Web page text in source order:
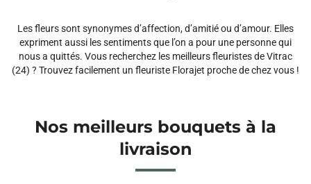
Les fleurs sont synonymes d’affection, d’amitié ou d’amour. Elles
expriment aussi les sentiments que l’on a pour une personne qui
nous a quittés. Vous recherchez les meilleurs fleuristes de Vitrac
(24) ? Trouvez facilement un fleuriste Florajet proche de chez vous !
Nos meilleurs bouquets à la
livraison